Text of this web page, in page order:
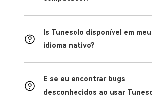
Is Tunesolo disponível em meu
idioma nativo?
E se eu encontrar bugs
desconhecidos ao usar